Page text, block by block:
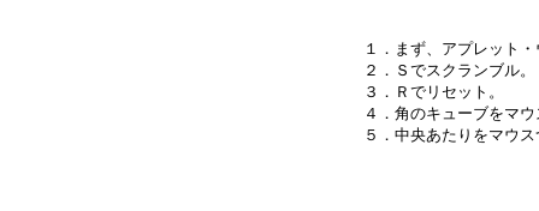
１．まず、アプレット
２．Ｓでスクランブル。
３．Ｒでリセット。
４．角のキューブをマ